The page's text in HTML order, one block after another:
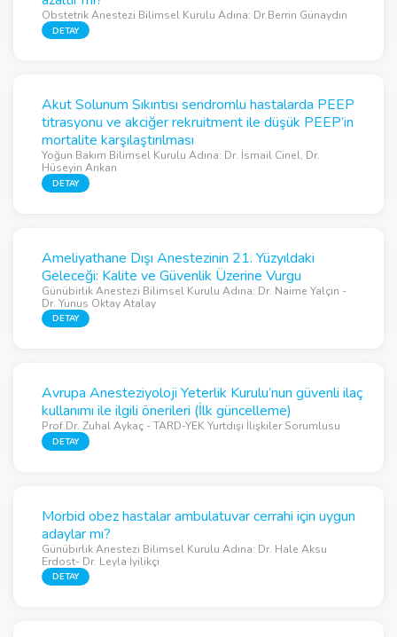
Obstetrik Anestezi Bilimsel Kurulu Adına: Dr.Berrin Günaydın
DETAY
Akut Solunum Sıkıntısı sendromlu hastalarda PEEP
titrasyonu ve akciğer rekruitment ile düşük PEEP’in
mortalite karşılaştırılması
Yoğun Bakım Bilimsel Kurulu Adına: Dr. İsmail Cinel, Dr.
Hüseyin Arıkan
DETAY
Ameliyathane Dışı Anestezinin 21. Yüzyıldaki
Geleceği: Kalite ve Güvenlik Üzerine Vurgu
Günübirlik Anestezi Bilimsel Kurulu Adına: Dr. Naime Yalçın -
Dr. Yunus Oktay Atalay
DETAY
Avrupa Anesteziyoloji Yeterlik Kurulu’nun güvenli ilaç
kullanımı ile ilgili önerileri (İlk güncelleme)
Prof.Dr. Zuhal Aykaç - TARD-YEK Yurtdışı İlişkiler Sorumlusu
DETAY
Morbid obez hastalar ambulatuvar cerrahi için uygun
adaylar mı?
Günübirlik Anestezi Bilimsel Kurulu Adına: Dr. Hale Aksu
Erdost- Dr. Leyla İyilikçi
DETAY